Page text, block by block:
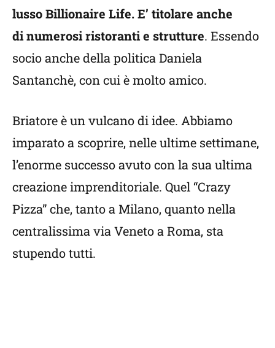
lusso Billionaire Life. E’ titolare anche
di numerosi ristoranti e strutture. Essendo
socio anche della politica Daniela
Santanchè, con cui è molto amico.
Briatore è un vulcano di idee. Abbiamo
imparato a scoprire, nelle ultime settimane,
l’enorme successo avuto con la sua ultima
creazione imprenditoriale. Quel “Crazy
Pizza” che, tanto a Milano, quanto nella
centralissima via Veneto a Roma, sta
stupendo tutti.